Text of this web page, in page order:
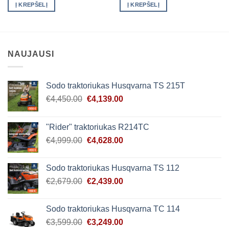
Į KREPŠELĮ Į KREPŠELĮ
NAUJAUSI
Sodo traktoriukas Husqvarna TS 215T
€4,450.00 Original
€4,450.00.
€4,139.00Current
€4,139.00.
"Rider" traktoriukas R214TC
€4,999.00 Original
€4,999.00.
€4,628.00Current
€4,628.00.
Sodo traktoriukas Husqvarna TS 112
€2,679.00 Original
€2,679.00.
€2,439.00Current
€2,439.00.
Sodo traktoriukas Husqvarna TC 114
€3,599.00 Original
€3,249.00Current